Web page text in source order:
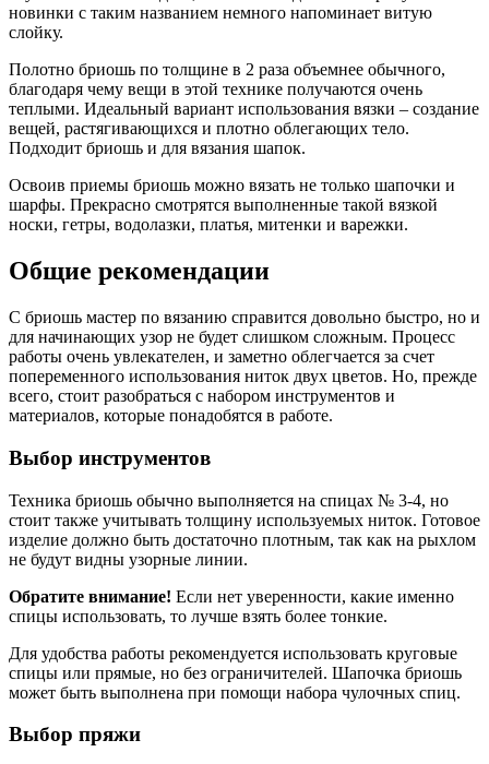
новинки с таким названием немного напоминает витую
слойку.
Полотно бриошь по толщине в 2 раза объемнее обычного,
благодаря чему вещи в этой технике получаются очень
теплыми. Идеальный вариант использования вязки – создание
вещей, растягивающихся и плотно облегающих тело.
Подходит бриошь и для вязания шапок.
Освоив приемы бриошь можно вязать не только шапочки и
шарфы. Прекрасно смотрятся выполненные такой вязкой
носки, гетры, водолазки, платья, митенки и варежки.
Общие рекомендации
С бриошь мастер по вязанию справится довольно быстро, но и
для начинающих узор не будет слишком сложным. Процесс
работы очень увлекателен, и заметно облегчается за счет
попеременного использования ниток двух цветов. Но, прежде
всего, стоит разобраться с набором инструментов и
материалов, которые понадобятся в работе.
Выбор инструментов
Техника бриошь обычно выполняется на спицах № 3-4, но
стоит также учитывать толщину используемых ниток. Готовое
изделие должно быть достаточно плотным, так как на рыхлом
не будут видны узорные линии.
Обратите внимание! Если нет уверенности, какие именно
спицы использовать, то лучше взять более тонкие.
Для удобства работы рекомендуется использовать круговые
спицы или прямые, но без ограничителей. Шапочка бриошь
может быть выполнена при помощи набора чулочных спиц.
Выбор пряжи